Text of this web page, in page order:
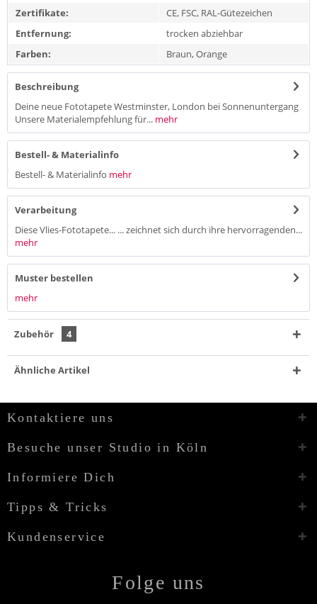
Zertifikate:
CE, FSC, RAL-Gütezeichen
Entfernung:
trocken abziehbar
Farben:
Braun, Orange
Beschreibung
Deine neue Fototapete Westminster, London bei Sonnenuntergang
Unsere Materialempfehlung für... mehr
Bestell- & Materialinfo
Bestell- & Materialinfo mehr
Verarbeitung
Diese Vlies-Fototapete... ... zeichnet sich durch ihre hervorragenden...
mehr
Muster bestellen
mehr
Zubehör 4
Ähnliche Artikel
Kontaktiere uns
Besuche unser Studio in Köln
Informiere Dich
Tipps & Tricks
Kundenservice
Folge uns